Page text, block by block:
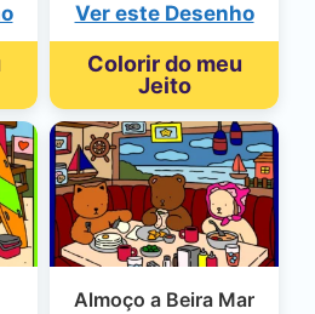
Ver este Desenho
Colorir do meu
Jeito
Almoço a Beira Mar